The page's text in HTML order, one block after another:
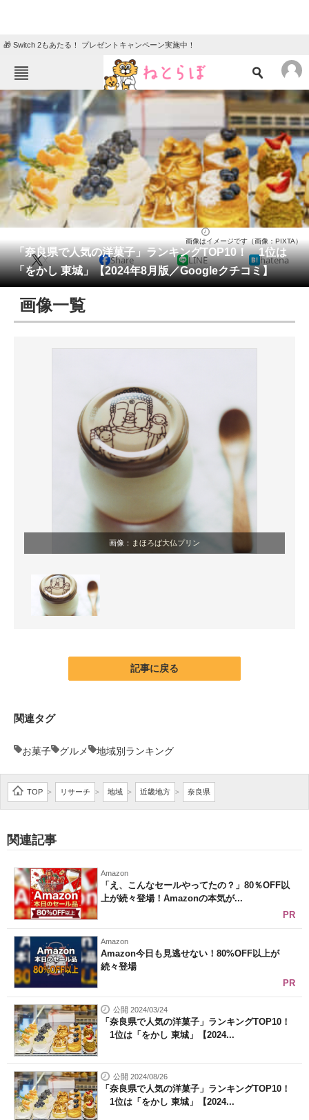
🎁 Switch 2もあたる！ プレゼントキャンペーン実施中！
ねとらぼメニュー
エンタメ クイズ
グルメ 地域
住まい 教育・育児
リサーチ
会員記事
メディア
注目記事を集めた総合ページ
進化するPCとデバイスの未来
好きが集まる 比べて選べる
ビジネスと働き方のヒント
企業ITのトレンドを詳説
経営リーダーのコミュニティ
マーケ×ITの今がよく分かる
ITエンジニア向け専門サイト
IT製品の技術・比較・事例
モノづくり技術者専門サイト
エレクトロニクス専門サイト
電子設計の基本と応用
エネルギーの専門メディア
建設×テクノロジーの最前線
ちょっと気になるネットの話題
「奈良県で人気の洋菓子」ランキングTOP10！ 1位は
「をかし 東城」【2024年8月版／Googleクチコミ】
画像はイメージです（画像：PIXTA）
X Share LINE hatena
画像一覧
画像： まほろば大仏プリン
記事に戻る
関連タグ
お菓子 グルメ 地域別ランキング
TOP > リサーチ > 地域 > 近畿地方 > 奈良県
関連記事
Amazon
「え、こんなセールやってたの？」80％OFF以
上が続々登場！Amazonの本気が...
PR
Amazon
Amazon今日も見逃せない！80%OFF以上が
続々登場
PR
公開 2024/03/24
「奈良県で人気の洋菓子」ランキングTOP10！
1位は「をかし 東城」【2024...
公開 2024/08/26
「奈良県で人気の洋菓子」ランキングTOP10！
1位は「をかし 東城」【2024...